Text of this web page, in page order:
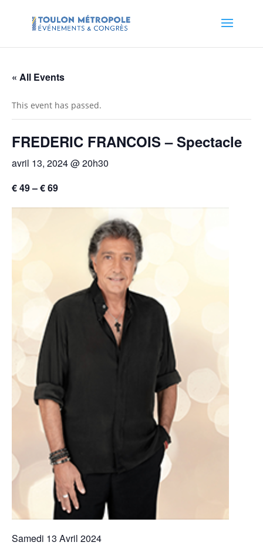
« All Events
This event has passed.
FREDERIC FRANCOIS – Spectacle
avril 13, 2024 @ 20h30
€ 49 – € 69
Samedi 13 Avril 2024